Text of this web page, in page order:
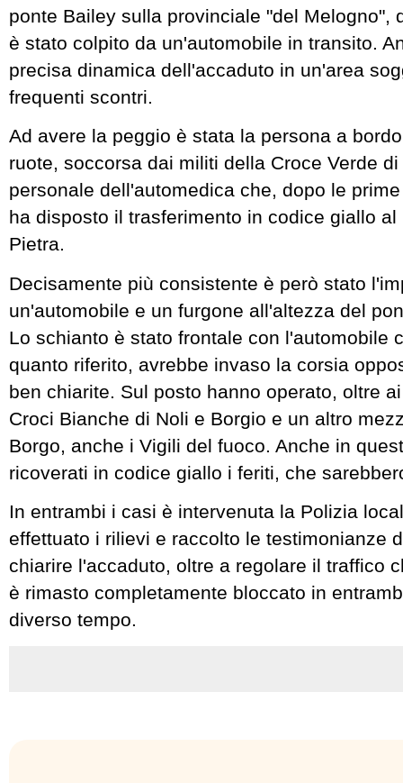
ponte Bailey sulla provinciale "del Melogno",
è stato colpito da un'automobile in transito.
precisa dinamica dell'accaduto in un'area
frequenti scontri.
Ad avere la peggio è stata la persona a
ruote, soccorsa dai militi della Croce Verde
personale dell'automedica che, dopo le
ha disposto il trasferimento in codice giallo al
Pietra.
Decisamente più consistente è però stato
un'automobile e un furgone all'altezza del
Lo schianto è stato frontale con l'automobile
quanto riferito, avrebbe invaso la corsia
ben chiarite. Sul posto hanno operato, oltre
Croci Bianche di Noli e Borgio e un altro
Borgo, anche i Vigili del fuoco. Anche in
ricoverati in codice giallo i feriti, che
In entrambi i casi è intervenuta la Polizia
effettuato i rilievi e raccolto le testimonianze
chiarire l'accaduto, oltre a regolare il traffico
è rimasto completamente bloccato in
diverso tempo.